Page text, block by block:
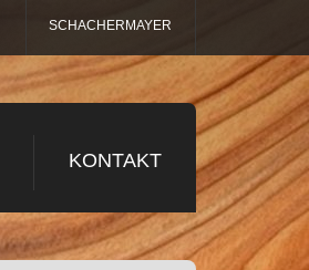
SCHACHERMAYER
KONTAKT